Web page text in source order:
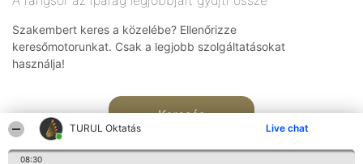
TURUL Oktatás Live chat
08:30
Szakembert keres a közelébe? Ellenőrizze
keresőmotorunkat. Csak a legjobb szolgáltatásokat
használja!
Keresés